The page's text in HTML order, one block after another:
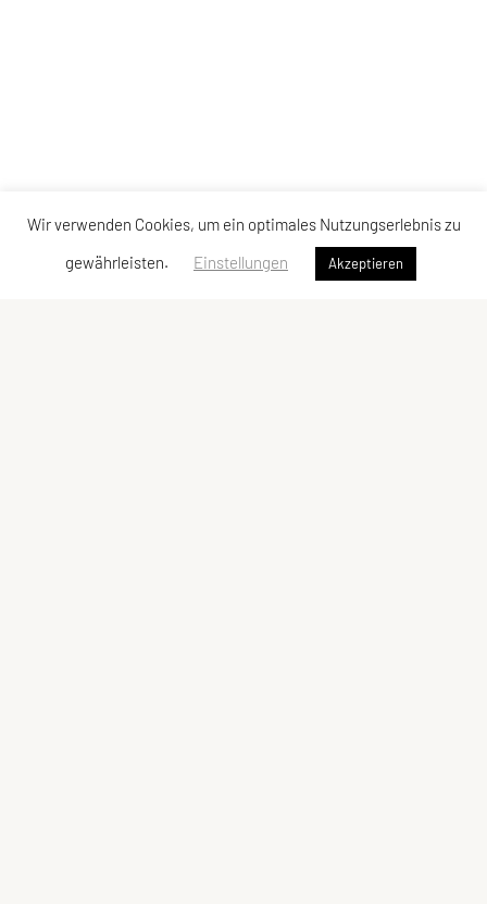
Wir verwenden Cookies, um ein optimales Nutzungserlebnis zu
gewährleisten.
Einstellungen Akzeptieren